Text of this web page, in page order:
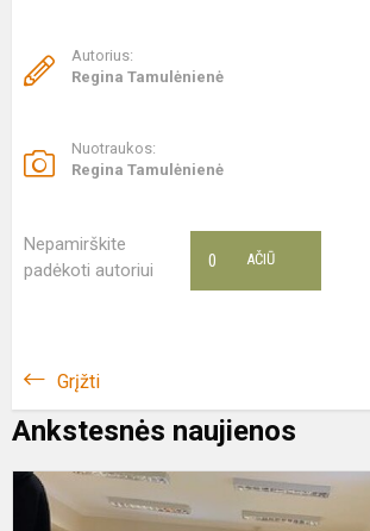
Autorius:
Regina Tamulėnienė
Nuotraukos:
Regina Tamulėnienė
Nepamirškite
padėkoti autoriui
AČIŪ
0
Grįžti
Ankstesnės naujienos